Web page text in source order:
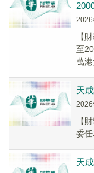
2026
【
至
萬
天
2026
【
委
天